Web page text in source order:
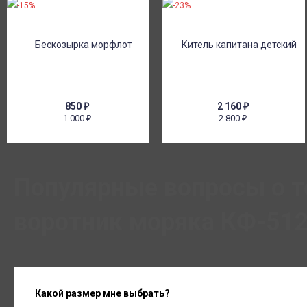
850₽
1 000₽
-15%
2 160₽
2 800₽
-23%
Какой размер мне выбрать?